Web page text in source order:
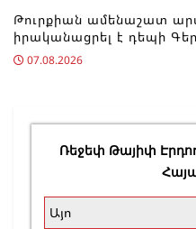
Թուրքիան ամենաշատ
իրականացրել է դեպի
07.08.2026
Ռեջեփ Թայիփ
Այո